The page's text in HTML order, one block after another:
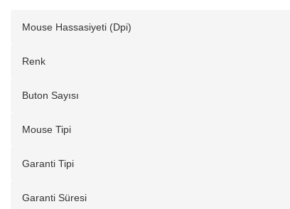
Mouse Hassasiyeti (Dpi)
Renk
Buton Sayısı
Mouse Tipi
Garanti Tipi
Garanti Süresi